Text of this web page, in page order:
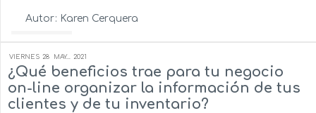
Autor: Karen Cerquera
VIERNES 28 MAY... 2021
¿Qué beneficios trae para tu negocio
on-line organizar la información de tus
clientes y de tu inventario?